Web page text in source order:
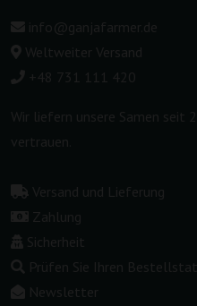
info@ganjafarmer.de
Weltweiter Versand
+48 731 111 420
Wir liefern unsere Samen seit
vertrauen.
Versand und Lieferung
Zahlung
Sicherheit
Prüfen Sie Ihren
Newsletter